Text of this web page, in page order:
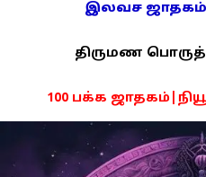
இலவச ஜாதகம்
திருமண
100 பக்க
PDF -